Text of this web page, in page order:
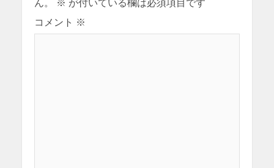
ん。 ※ が付いている欄は必須項目です
コメント ※